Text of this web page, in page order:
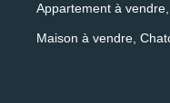
Appartement à
Maison à vendre,